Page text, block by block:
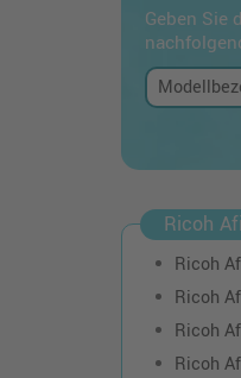
Geben Sie
Ricoh
Ricoh
Ricoh
Ricoh
Ricoh